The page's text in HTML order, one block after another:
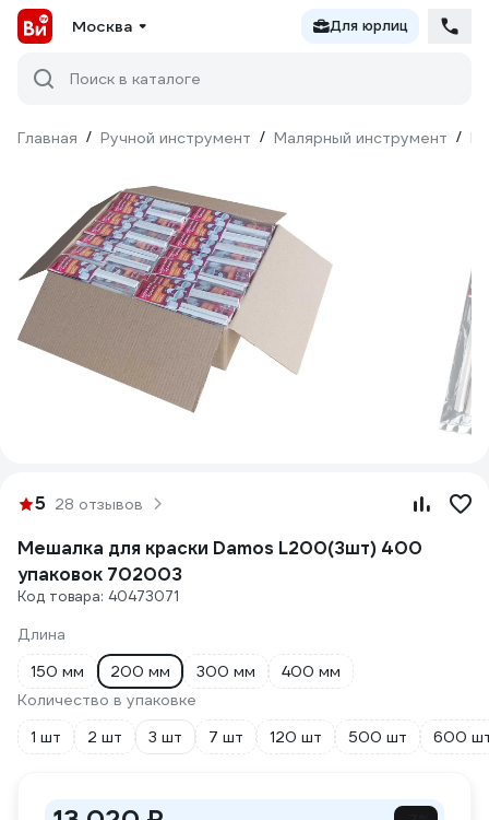
Москва Для юрлиц
Поиск в каталоге
Главная / Ручной инструмент / Малярный инструмент /
5 28 отзывов
Мешалка для краски Damos L200(3шт) 400
упаковок 702003
Код товара: 40473071
Длина
150 мм
200 мм 300 мм
400 мм
Количество в упаковке
1 шт
2 шт 3 шт 7 шт 120 шт 500 шт 600